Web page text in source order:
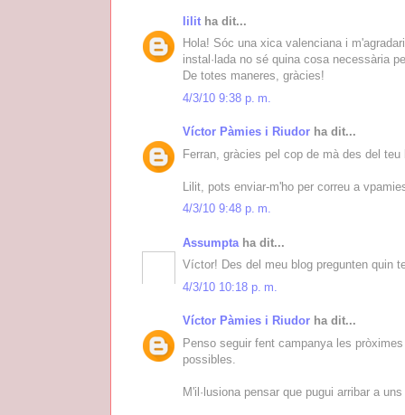
lilit ha dit...
Hola! Sóc una xica valenciana i
instal·lada no sé quina cosa necessària
De totes maneres, gràcies!
4/3/10 9:38 p. m.
Víctor Pàmies i Riudor ha dit...
Ferran, gràcies pel cop de mà des del teu
Lilit, pots enviar-m'ho per correu a
4/3/10 9:48 p. m.
Assumpta ha dit...
Víctor! Des del meu blog pregunten quin
4/3/10 10:18 p. m.
Víctor Pàmies i Riudor ha dit...
Penso seguir fent campanya les
possibles.
M'il·lusiona pensar que pugui arribar a